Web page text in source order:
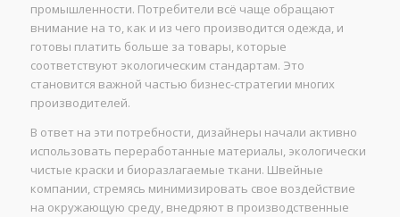
промышленности. Потребители всё чаще обращают
внимание на то, как и из чего производится одежда, и
готовы платить больше за товары, которые
соответствуют экологическим стандартам. Это
становится важной частью бизнес-стратегии многих
производителей.
В ответ на эти потребности, дизайнеры начали активно
использовать переработанные материалы, экологически
чистые краски и биоразлагаемые ткани. Швейные
компании, стремясь минимизировать свое воздействие
на окружающую среду, внедряют в производственные